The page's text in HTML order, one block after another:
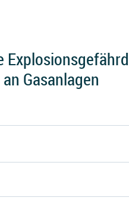
Gasanlagen